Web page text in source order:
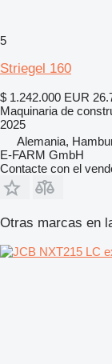
5
Striegel 160
$ 1.242.000 EUR
Maquinaria de
2025
Alemania,
E-FARM GmbH
Contacte con el
Otras marcas en